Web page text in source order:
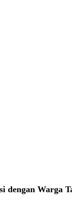
dengan Warga